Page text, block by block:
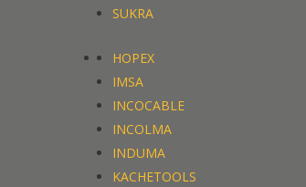
SUKRA
HOPEX
IMSA
INCOCABLE
INCOLMA
INDUMA
KACHETOOLS